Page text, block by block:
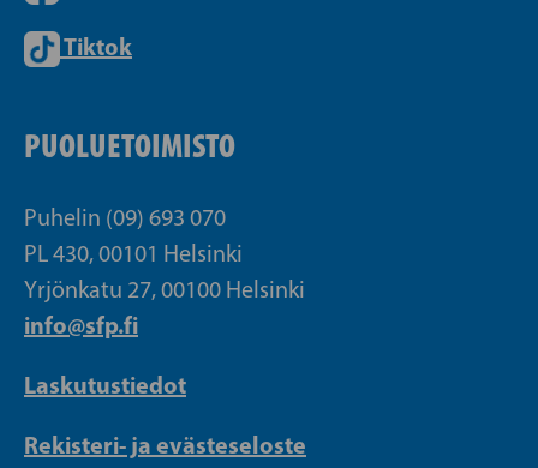
Tiktok
PUOLUETOIMISTO
Puhelin (09) 693 070
PL 430, 00101 Helsinki
Yrjönkatu 27, 00100 Helsinki
info@sfp.fi
Laskutustiedot
Rekisteri- ja evästeseloste